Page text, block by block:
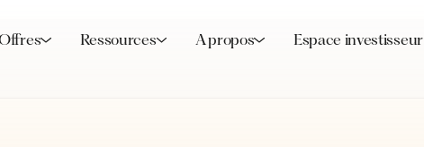
Ressources A propos Espace investisseur